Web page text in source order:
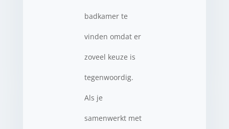
badkamer te
vinden omdat er
zoveel keuze is
tegenwoordig.
Als je
samenwerkt met